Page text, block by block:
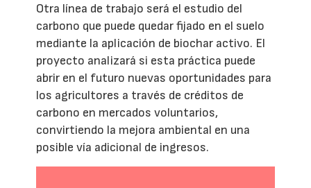
Otra línea de trabajo será el estudio del
carbono que puede quedar fijado en el suelo
mediante la aplicación de biochar activo. El
proyecto analizará si esta práctica puede
abrir en el futuro nuevas oportunidades para
los agricultores a través de créditos de
carbono en mercados voluntarios,
convirtiendo la mejora ambiental en una
posible vía adicional de ingresos.